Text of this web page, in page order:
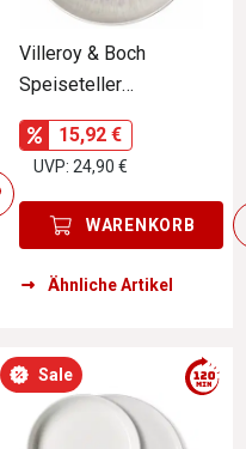
Villeroy & Boch
Speiseteller
PERLEMOR SAND
15,92 €
UVP: 24,90 €
WARENKORB
Ähnliche Artikel
Sale